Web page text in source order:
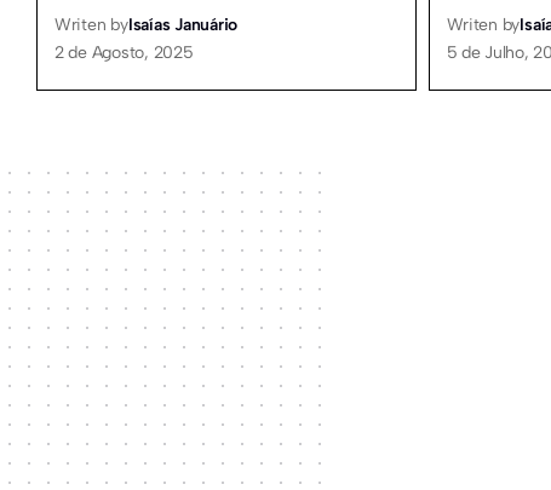
Writen byIsaías Januário
2 de Agosto, 2025
Writen by
5 de Julho,